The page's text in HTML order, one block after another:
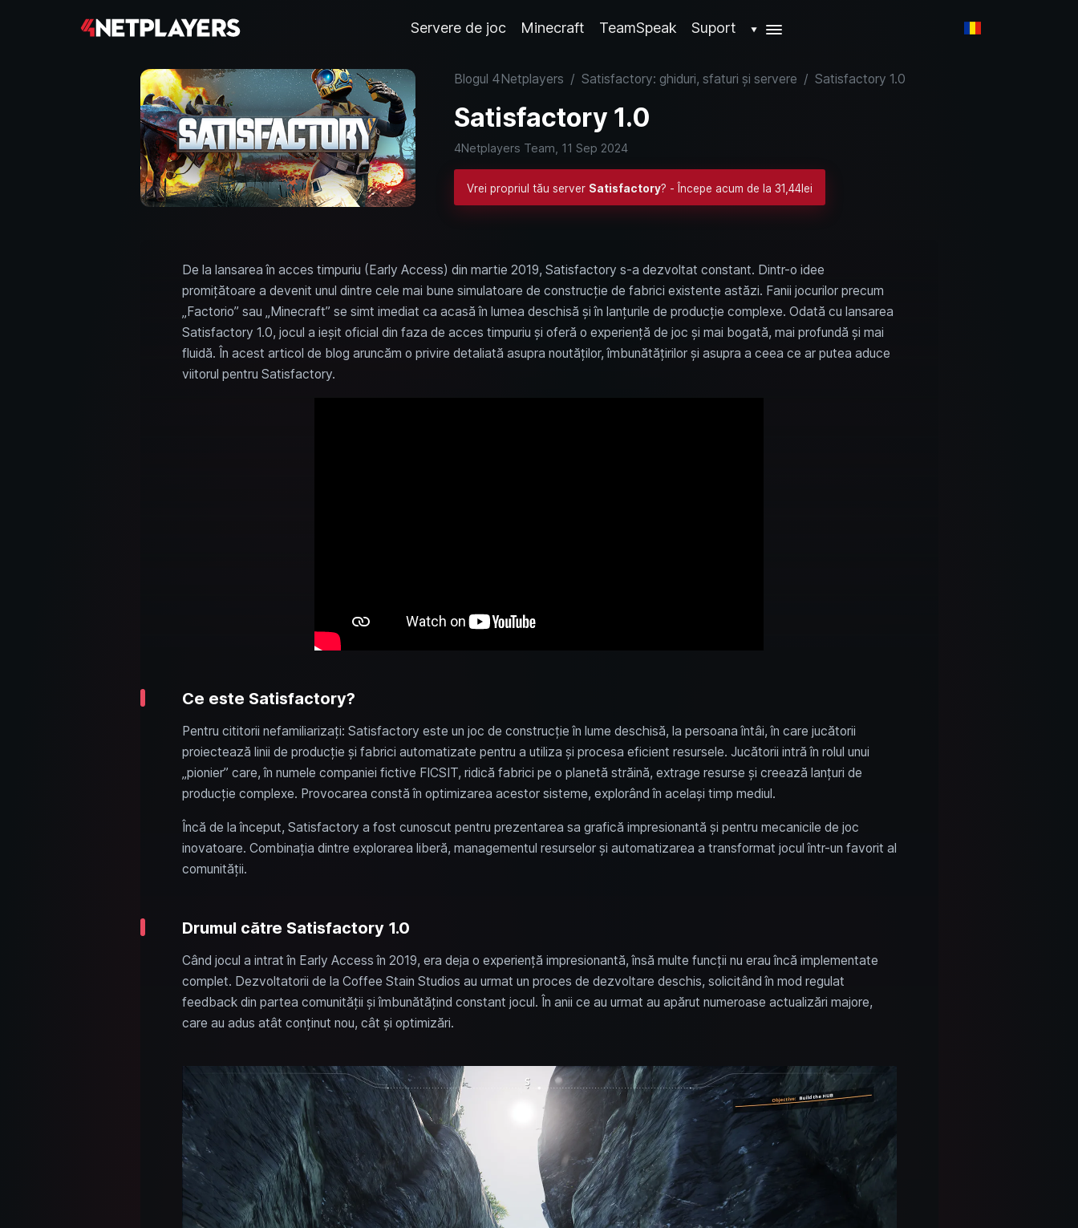
Servere de joc Minecraft TeamSpeak Suport ▼
Blogul 4Netplayers / Satisfactory: ghiduri, sfaturi și servere / Satisfactory 1.0
Satisfactory 1.0
4Netplayers Team, 11 Sep 2024
Vrei propriul tău server Satisfactory? - Începe acum de la 31,44lei
De la lansarea în acces timpuriu (Early Access) din martie 2019, Satisfactory s-a dezvoltat constant. Dintr-o idee
promițătoare a devenit unul dintre cele mai bune simulatoare de construcție de fabrici existente astăzi. Fanii jocurilor precum
„Factorio” sau „Minecraft” se simt imediat ca acasă în lumea deschisă și în lanțurile de producție complexe. Odată cu lansarea
Satisfactory 1.0, jocul a ieșit oficial din faza de acces timpuriu și oferă o experiență de joc și mai bogată, mai profundă și mai
fluidă. În acest articol de blog aruncăm o privire detaliată asupra noutăților, îmbunătățirilor și asupra a ceea ce ar putea aduce
viitorul pentru Satisfactory.
Ce este Satisfactory?
Pentru cititorii nefamiliarizați: Satisfactory este un joc de construcție în lume deschisă, la persoana întâi, în care jucătorii
proiectează linii de producție și fabrici automatizate pentru a utiliza și procesa eficient resursele. Jucătorii intră în rolul unui
„pionier” care, în numele companiei fictive FICSIT, ridică fabrici pe o planetă străină, extrage resurse și creează lanțuri de
producție complexe. Provocarea constă în optimizarea acestor sisteme, explorând în același timp mediul.
Încă de la început, Satisfactory a fost cunoscut pentru prezentarea sa grafică impresionantă și pentru mecanicile de joc
inovatoare. Combinația dintre explorarea liberă, managementul resurselor și automatizarea a transformat jocul într-un favorit al
comunității.
Drumul către Satisfactory 1.0
Când jocul a intrat în Early Access în 2019, era deja o experiență impresionantă, însă multe funcții nu erau încă implementate
complet. Dezvoltatorii de la Coffee Stain Studios au urmat un proces de dezvoltare deschis, solicitând în mod regulat
feedback din partea comunității și îmbunătățind constant jocul. În anii ce au urmat au apărut numeroase actualizări majore,
care au adus atât conținut nou, cât și optimizări.